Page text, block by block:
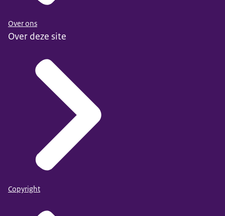
Over ons
Over deze site
Copyright